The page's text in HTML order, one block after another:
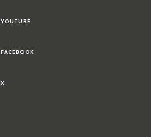
YOUTUBE
FACEBOOK
X